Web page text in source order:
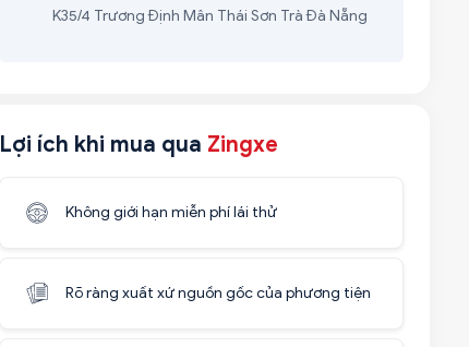
K35/4 Trương Định Mân Thái Sơn Trà Đà Nẵng
Lợi ích khi mua qua Zingxe
Không giới hạn miễn phí lái thử
Rõ ràng xuất xứ nguồn gốc của phương tiện